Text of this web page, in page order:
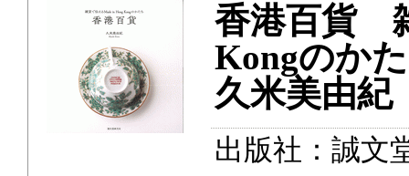
香港百貨
Kongのか
久米美由紀
出版社：誠文